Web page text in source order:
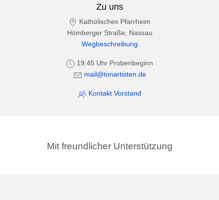
Zu uns
Katholisches Pfarrheim
Hömberger Straße, Nassau
Wegbeschreibung
19:45 Uhr Probenbeginn
mail@tonartisten.de
Kontakt Vorstand
Mit freundlicher Unterstützung